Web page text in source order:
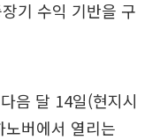
기 수익 기반을 구
음 달 14일(현지시
버에서 열리는